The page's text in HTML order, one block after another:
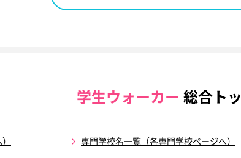
学生ウォーカー 総合ト
専門学校名一覧（各専門学校ページへ）